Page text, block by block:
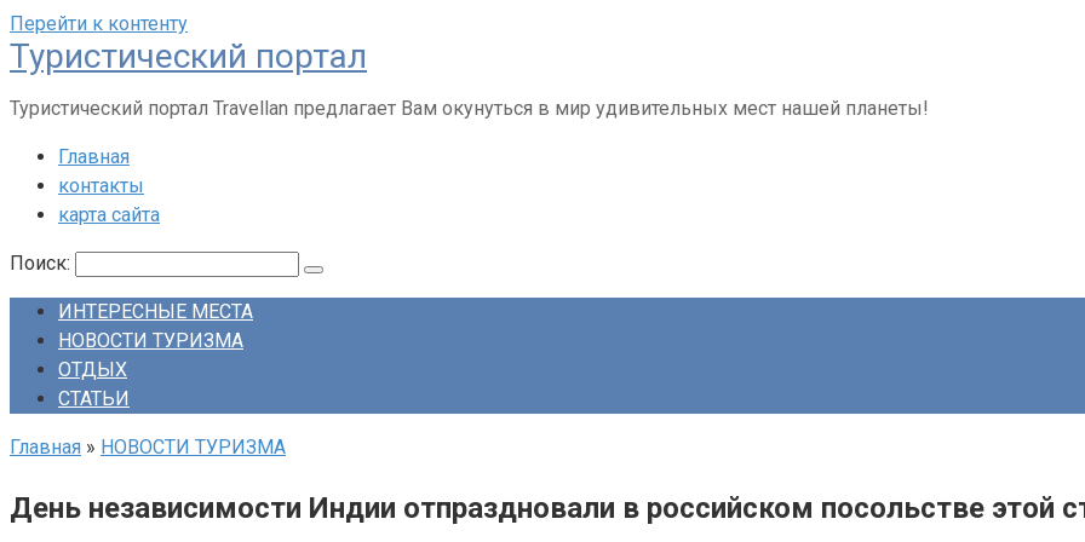
Перейти к контенту
Туристический портал
Туристический портал Travellan предлагает Вам окунуться в мир удивительных мест нашей планеты!
Главная
контакты
карта сайта
Поиск:
ИНТЕРЕСНЫЕ МЕСТА
НОВОСТИ ТУРИЗМА
ОТДЫХ
СТАТЬИ
Главная » НОВОСТИ ТУРИЗМА
День независимости Индии отпраздновали в российском посольстве этой